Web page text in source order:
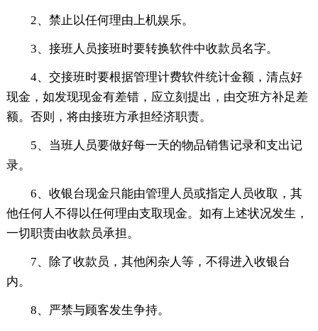
2、禁止以任何理由上机娱乐。
3、接班人员接班时要转换软件中收款员名字。
4、交接班时要根据管理计费软件统计金额，清点好
现金，如发现现金有差错，应立刻提出，由交班方补足差
额。否则，将由接班方承担经济职责。
5、当班人员要做好每一天的物品销售记录和支出记
录。
6、收银台现金只能由管理人员或指定人员收取，其
他任何人不得以任何理由支取现金。如有上述状况发生，
一切职责由收款员承担。
7、除了收款员，其他闲杂人等，不得进入收银台
内。
8、严禁与顾客发生争持。